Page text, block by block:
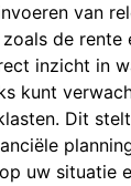
van
de rente
inzicht in
kunt
Dit
uw situatie